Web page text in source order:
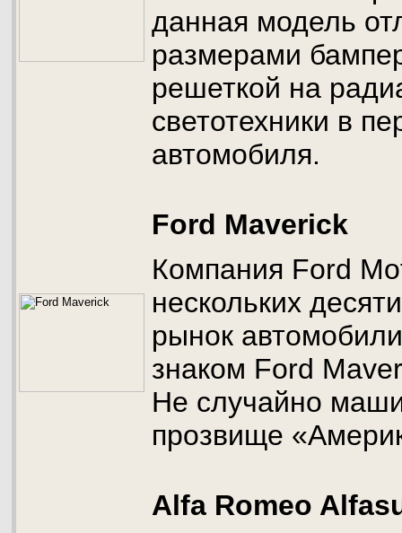
данная модель
размерами
решеткой на
светотехники в
автомобиля.
Ford Maverick
Компания Ford
нескольких
рынок
знаком Ford
Не случайно
прозвище
Alfa Romeo